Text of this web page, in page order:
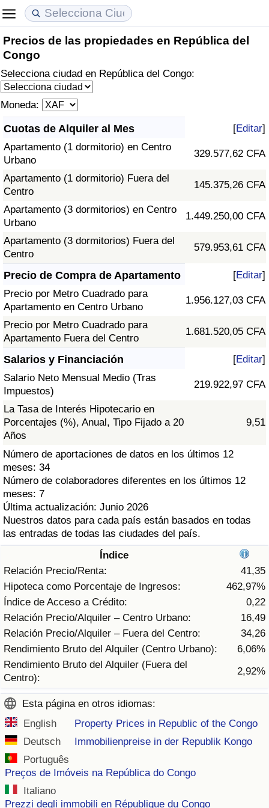
Precios de las propiedades en República del
Congo
Selecciona ciudad en República del Congo:
Moneda:
Cuotas de Alquiler al Mes [Editar]
Apartamento (1 dormitorio) en Centro
Urbano
329.577,62 CFA
Apartamento (1 dormitorio) Fuera del
Centro
145.375,26 CFA
Apartamento (3 dormitorios) en Centro
Urbano
1.449.250,00 CFA
Apartamento (3 dormitorios) Fuera del
Centro
579.953,61 CFA
Precio de Compra de Apartamento [Editar]
Precio por Metro Cuadrado para
Apartamento en Centro Urbano
1.956.127,03 CFA
Precio por Metro Cuadrado para
Apartamento Fuera del Centro
1.681.520,05 CFA
Salarios y Financiación [Editar]
Salario Neto Mensual Medio (Tras
Impuestos)
219.922,97 CFA
La Tasa de Interés Hipotecario en
Porcentajes (%), Anual, Tipo Fijado a 20
Años
9,51
Número de aportaciones de datos en los últimos 12
meses: 34
Número de colaboradores diferentes en los últimos 12
meses: 7
Última actualización: Junio 2026
Nuestros datos para cada país están basados en todas
las entradas de todas las ciudades del país.
Índice
Relación Precio/Renta:
41,35
Hipoteca como Porcentaje de Ingresos:
462,97%
Índice de Acceso a Crédito:
0,22
Relación Precio/Alquiler – Centro Urbano:
16,49
Relación Precio/Alquiler – Fuera del Centro:
34,26
Rendimiento Bruto del Alquiler (Centro Urbano):
6,06%
Rendimiento Bruto del Alquiler (Fuera del
Centro):
2,92%
Esta página en otros idiomas:
English
Property Prices in Republic of the Congo
Deutsch
Immobilienpreise in der Republik Kongo
Português
Preços de Imóveis na República do Congo
Italiano
Prezzi degli immobili en République du Congo
Coste de vida
Índice de Costo de Vida (Actual)
Índice de Costo de Vida
Índice de costo de vida por país
Precios de las propiedades
Índice de Precios de Inmuebles (Actual)
Índice de Precios de Inmuebles
Índice de Precios de Inmuebles por País
Calidad de Vida
Índice de Calidad de Vida
Índice de Calidad de Vida (Actual)
Índice de calidad de vida por país
Calificación del Índice de Criminalidad
(Actual)
Índice de Criminalidad
Índice de criminalidad por país
Sanidad
Índice de Sanidad (Actual)
Índice de Sanidad
Índice de Sanidad por País
Contaminación
Índice de Contaminación (Actual)
Índice de contaminación
Índice de Contaminación por País
Índice de Tráfico
Índice de Tráfico (Actual)
Índice de Tráfico por País